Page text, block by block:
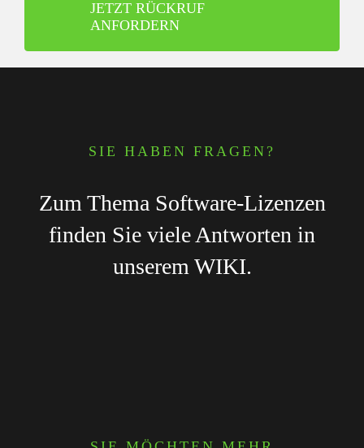
JETZT RÜCKRUF
ANFORDERN
SIE HABEN FRAGEN?
Zum Thema Software-Lizenzen
finden Sie viele Antworten in
unserem WIKI.